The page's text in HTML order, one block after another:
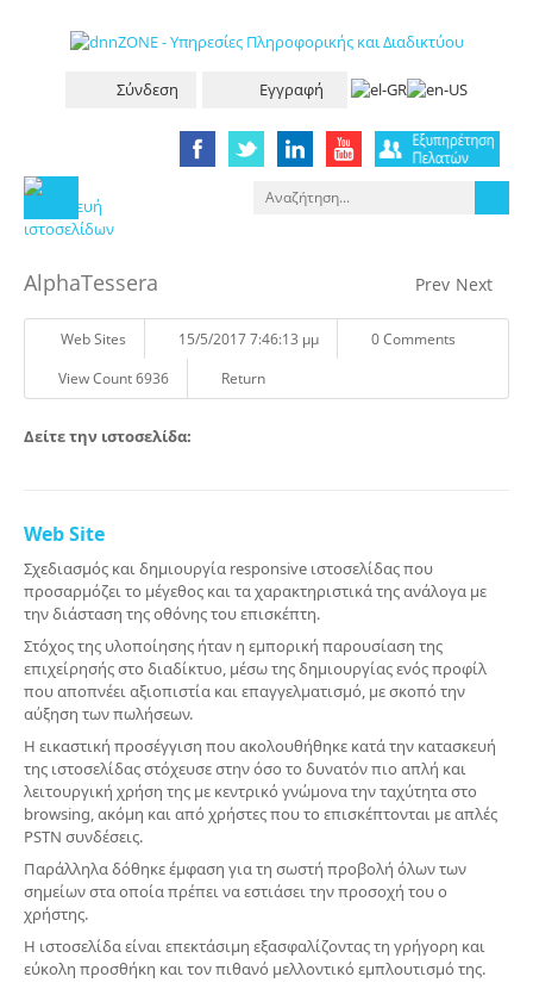
Σύνδεση Εγγραφή
Prev Next
AlphaTessera
Web Sites 15/5/2017 7:46:13 μμ
0 Comments
View Count 6936
Return
Δείτε την ιστοσελίδα:
Web Site
Σχεδιασμός και δημιουργία responsive ιστοσελίδας που
προσαρμόζει το μέγεθος και τα χαρακτηριστικά της ανάλογα με
την διάσταση της οθόνης του επισκέπτη.
Στόχος της υλοποίησης ήταν η εμπορική παρουσίαση της
επιχείρησής στο διαδίκτυο, μέσω της δημιουργίας ενός προφίλ
που αποπνέει αξιοπιστία και επαγγελματισμό, με σκοπό την
αύξηση των πωλήσεων.
Η εικαστική προσέγγιση που ακολουθήθηκε κατά την κατασκευή
της ιστοσελίδας στόχευσε στην όσο το δυνατόν πιο απλή και
λειτουργική χρήση της με κεντρικό γνώμονα την ταχύτητα στο
browsing, ακόμη και από χρήστες που το επισκέπτονται με απλές
PSTN συνδέσεις.
Παράλληλα δόθηκε έμφαση για τη σωστή προβολή όλων των
σημείων στα οποία πρέπει να εστιάσει την προσοχή του ο
χρήστης.
Η ιστοσελίδα είναι επεκτάσιμη εξασφαλίζοντας τη γρήγορη και
εύκολη προσθήκη και τον πιθανό μελλοντικό εμπλουτισμό της.